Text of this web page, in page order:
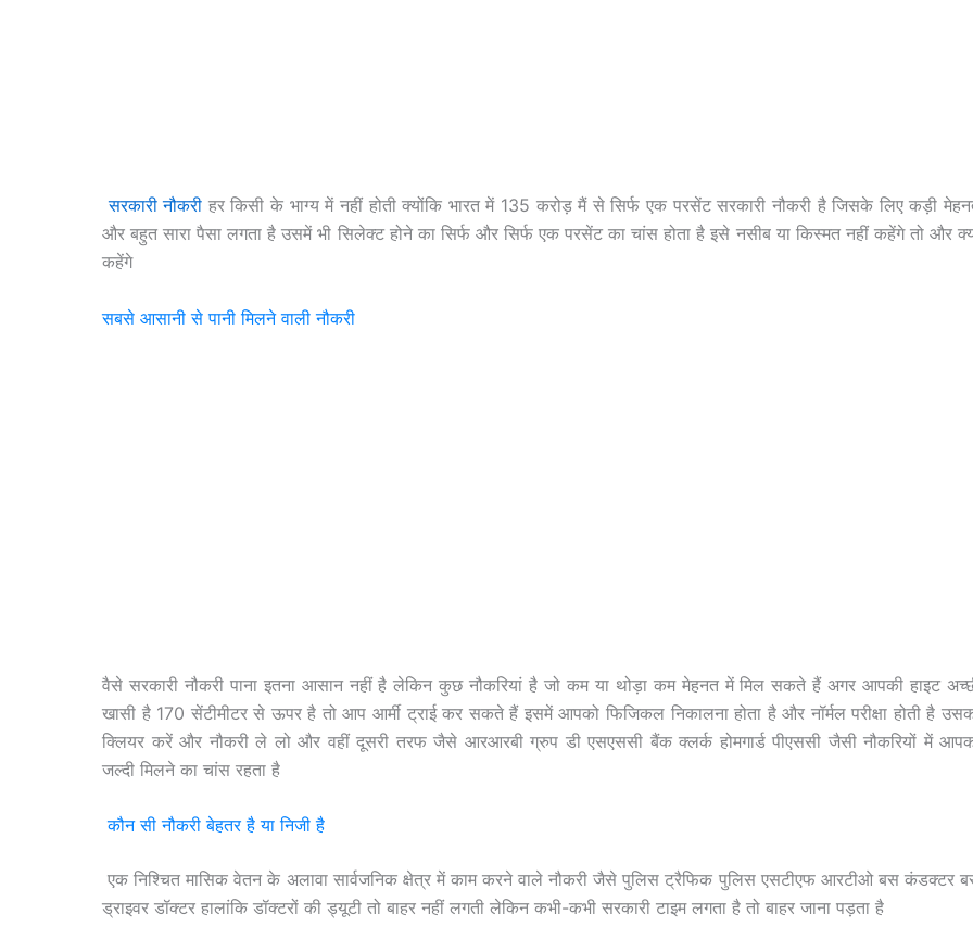
सरकारी नौकरी हर किसी के भाग्य में नहीं होती क्योंकि भारत में 135 करोड़ मैं से सिर्फ एक परसेंट सरकारी नौकरी है जिसके लिए कड़ी
और बहुत सारा पैसा लगता है उसमें भी सिलेक्ट होने का सिर्फ और सिर्फ एक परसेंट का चांस होता है इसे नसीब या किस्मत नहीं कहेंगे तो और
कहेंगे
सबसे आसानी से पानी मिलने वाली नौकरी
वैसे सरकारी नौकरी पाना इतना आसान नहीं है लेकिन कुछ नौकरियां है जो कम या थोड़ा कम मेहनत में मिल सकते हैं अगर आपकी हाइट
खासी है 170 सेंटीमीटर से ऊपर है तो आप आर्मी ट्राई कर सकते हैं इसमें आपको फिजिकल निकालना होता है और नॉर्मल परीक्षा होती है
क्लियर करें और नौकरी ले लो और वहीं दूसरी तरफ जैसे आरआरबी ग्रुप डी एसएससी बैंक क्लर्क होमगार्ड पीएससी जैसी नौकरियों में
जल्दी मिलने का चांस रहता है
कौन सी नौकरी बेहतर है या निजी है
एक निश्चित मासिक वेतन के अलावा सार्वजनिक क्षेत्र में काम करने वाले नौकरी जैसे पुलिस ट्रैफिक पुलिस एसटीएफ आरटीओ बस कंडक्टर
ड्राइवर डॉक्टर हालांकि डॉक्टरों की ड्यूटी तो बाहर नहीं लगती लेकिन कभी-कभी सरकारी टाइम लगता है तो बाहर जाना पड़ता है